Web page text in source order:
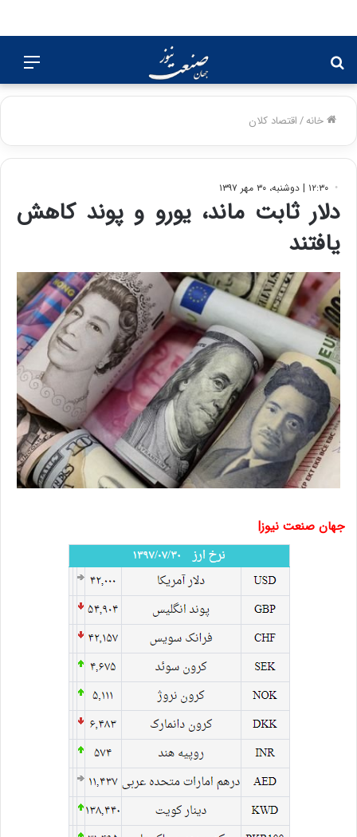
برای
خانه/اقتصاد کلان
۱۲:۳۰ | دوشنبه، ۳۰ مهر ۱۳۹۷
دلار ثابت ماند، یورو و پوند کاهش
یافتند
جهان صنعت نیوز|